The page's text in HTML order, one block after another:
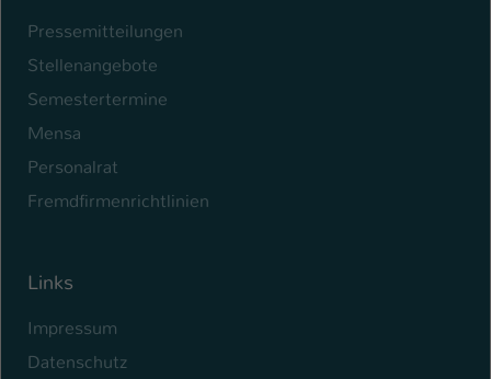
Pressemitteilungen
Stellenangebote
Semestertermine
Mensa
Personalrat
Fremdfirmenrichtlinien
Links
Impressum
Datenschutz